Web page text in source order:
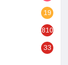
19
810
33